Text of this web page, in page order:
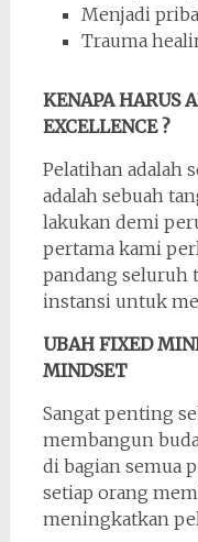
Menjadi
Trauma
KENAPA HARUS
EXCELLENCE ?
Pelatihan adalah
adalah sebuah
lakukan demi
pertama kami
pandang seluruh
instansi untuk
UBAH FIXED
MINDSET
Sangat penting
membangun
di bagian semua
setiap orang
meningkatkan